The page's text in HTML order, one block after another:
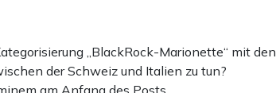
„BlackRock-Marionette“ mit den
der Schweiz und Italien zu tun?
am Anfang des Posts.